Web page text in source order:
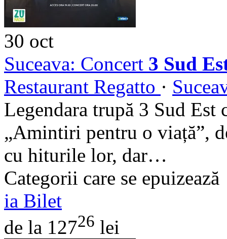
30 oct
Suceava: Concert 3 Sud
Restaurant Regatto ·
Legendara trupă 3 Sud
„Amintiri pentru o viață”,
cu hiturile lor, dar…
Categorii care se epuizează
ia Bilet
de la 12726 lei